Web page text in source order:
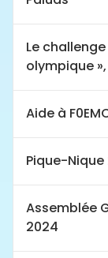
Le
olympique
Aide à
Pique-Nique
Assemblée
2024